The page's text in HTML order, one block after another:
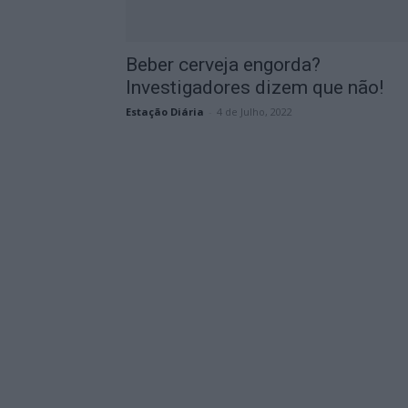
Beber cerveja engorda?
Investigadores dizem que não!
Estação Diária 4 de Julho, 2022